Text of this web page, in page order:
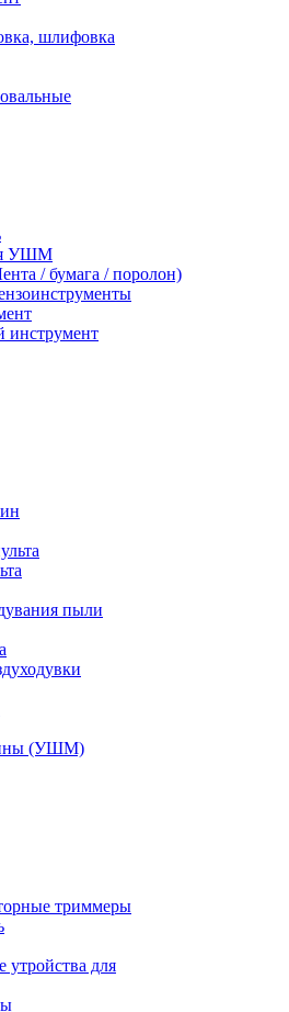
шлифовка
УШМ
/ бумага / поролон)
инструмент
пыли
(УШМ)
триммеры
утройства для